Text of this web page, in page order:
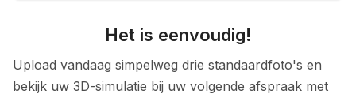
Het is eenvoudig!
Upload vandaag simpelweg drie standaardfoto's en
bekijk uw 3D-simulatie bij uw volgende afspraak met